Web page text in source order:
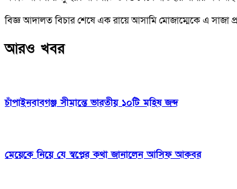
বিজ্ঞ আদালত বিচার শেষে এক রায়ে আসামি মোজাম্মেকে এ সাজা
আরও খবর
চাঁপাইনবাবগঞ্জ সীমান্তে ভারতীয় ১০টি মহিষ জব্দ
মেয়েকে নিয়ে যে স্বপ্নের কথা জানালেন আসিফ আকবর